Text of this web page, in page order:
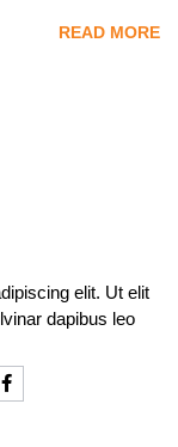
READ MORE
elit. Ut elit
dapibus leo.